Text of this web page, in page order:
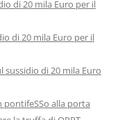
di 20 mila Euro per il
di 20 mila Euro per il
sussidio di 20 mila Euro
pontifeSSo alla porta